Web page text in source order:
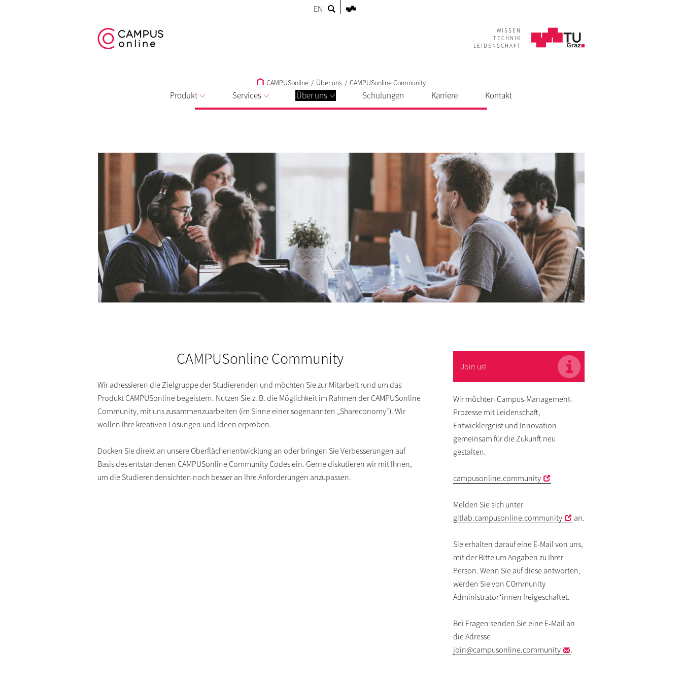
EN
WISSEN
TECHNIK
LEIDENSCHAFT
CAMPUSonline / Über uns / CAMPUSonline Community
Produkt Services Über uns Schulungen Karriere Kontakt
CAMPUSonline Community
Wir adressieren die Zielgruppe der Studierenden und möchten Sie zur Mitarbeit rund um das
Produkt CAMPUSonline begeistern. Nutzen Sie z. B. die Möglichkeit im Rahmen der CAMPUSonline
Community, mit uns zusammenzuarbeiten (im Sinne einer sogenannten „Shareconomy“). Wir
wollen Ihre kreativen Lösungen und Ideen erproben.
Docken Sie direkt an unsere Oberflächenentwicklung an oder bringen Sie Verbesserungen auf
Basis des entstandenen CAMPUSonline Community Codes ein. Gerne diskutieren wir mit Ihnen,
um die Studierendensichten noch besser an Ihre Anforderungen anzupassen.
Join us!
Wir möchten Campus-Management-
Prozesse mit Leidenschaft,
Entwicklergeist und Innovation
gemeinsam für die Zukunft neu
gestalten.
campusonline.community
Melden Sie sich unter
gitlab.campusonline.community
an.
Sie erhalten darauf eine E-Mail von uns,
mit der Bitte um Angaben zu Ihrer
Person. Wenn Sie auf diese antworten,
werden Sie von COmmunity
Administrator*innen freigeschaltet.
Bei Fragen senden Sie eine E-Mail an
die Adresse
join@campusonline.community .